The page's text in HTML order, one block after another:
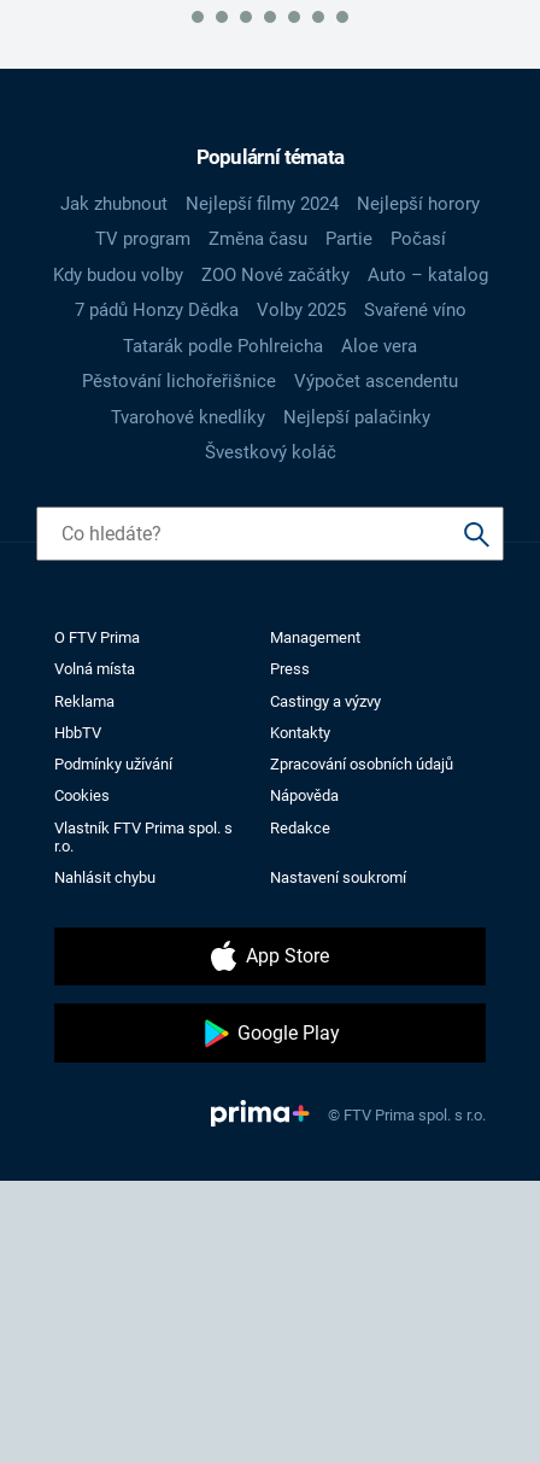
Populární témata
Jak zhubnout Nejlepší filmy 2024
Nejlepší horory
TV program
Změna času Partie
Počasí
Kdy budou volby
ZOO Nové začátky
Auto – katalog
7 pádů Honzy Dědka
Volby 2025
Svařené víno
Tatarák podle Pohlreicha
Aloe vera
Pěstování lichořeřišnice
Výpočet ascendentu
Tvarohové knedlíky
Nejlepší palačinky
Švestkový koláč
O FTV Prima
Management
Volná místa
Press
Reklama
Castingy a výzvy
HbbTV
Kontakty
Podmínky užívání
Zpracování osobních údajů
Cookies
Nápověda
Vlastník FTV Prima spol. s
r.o.
Redakce
Nahlásit chybu Nastavení soukromí
App Store
Google Play
© FTV Prima spol. s r.o.